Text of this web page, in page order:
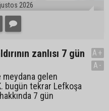
2026
zanlısı 7 gün
meydana gelen
bugün tekrar Lefkoşa
7 gün
A+
A-